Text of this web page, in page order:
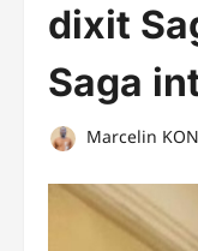
dixit
Saga
Marcelin